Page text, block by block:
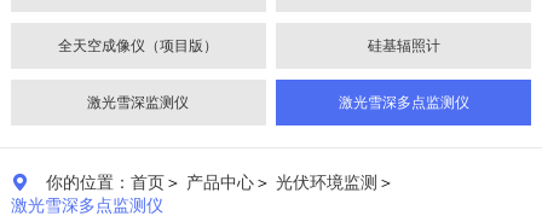
全天空成像仪（项目版） 硅基辐照计
激光雪深监测仪 激光雪深多点监测仪
 你的位置：首页＞ 产品中心＞ 光伏环境监测 ＞
激光雪深多点监测仪